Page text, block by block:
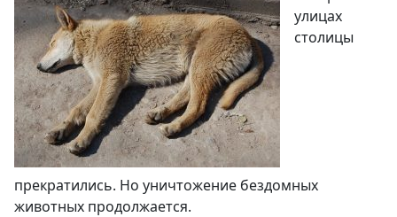
улицах
столицы
прекратились. Но уничтожение бездомных
животных продолжается.